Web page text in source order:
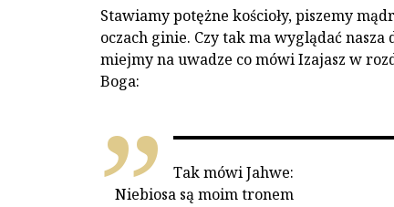
Stawiamy potężne kościoły, piszemy
oczach ginie. Czy tak ma wyglądać nasza
miejmy na uwadze co mówi Izajasz w
Boga:
Tak mówi Jahwe:
Niebiosa są moim tronem